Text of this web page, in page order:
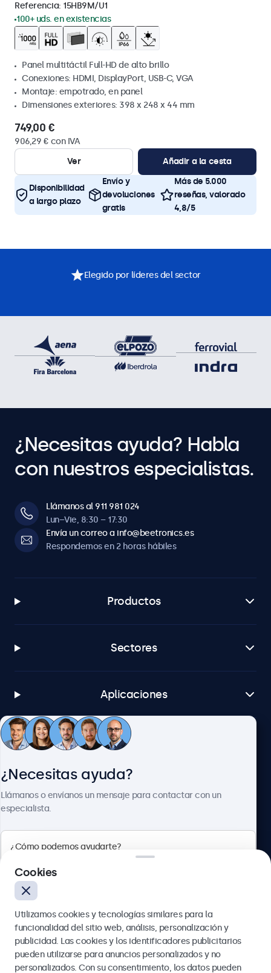
Referencia: 15HB9M/U1
100+ uds. en existencias
Panel multitáctil Full-HD de alto brillo
Conexiones: HDMI, DisplayPort, USB-C, VGA
Montaje: empotrado, en panel
Dimensiones exteriores: 398 x 248 x 44 mm
749,00 €
906,29 € con IVA
Ver
Añadir a la cesta
Disponibilidad
a largo plazo
Envío y
devoluciones
gratis
Más de 5.000
reseñas, valorado
4,8/5
Elegido por líderes del sector
¿Necesitas ayuda? Habla
con nuestros especialistas.
Llámanos al 911 981 024
Lun–Vie, 8:30 – 17:30
Envía un correo a info@beetronics.es
Respondemos en 2 horas hábiles
Productos
Sectores
Aplicaciones
Atención al cliente
4.8/5 la valoración de 5000+ empresas
Español
¿Necesitas ayuda?
Llámanos o envíanos un mensaje para contactar con un
especialista.
Enviar
Cookies
Utilizamos cookies y tecnologías similares para la
funcionalidad del sitio web, análisis, personalización y
publicidad. Las cookies y los identificadores publicitarios
pueden utilizarse para anuncios personalizados y no
personalizados. Con su consentimiento, los datos pueden